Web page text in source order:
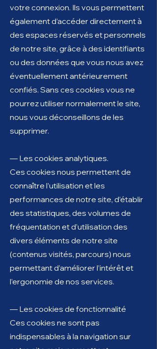
votre connexion. Ils vous permettent
également d’accéder directement à
des espaces réservés et personnels
de notre site, grâce à des identifiants
ou des données que vous nous avez
éventuellement antérieurement
confiés. Sans ces cookies vous ne
pourrez utiliser normalement le site,
nous vous déconseillons de les
supprimer.
— Les cookies analytiques.
Ces cookies nous permettent de
connaître l’utilisation et les
performances de notre site, d’établir
des statistiques, des volumes de
fréquentation et d’utilisation des
divers éléments de notre site
(contenus visités, parcours) nous
permettant d’améliorer l’intérêt et
l’ergonomie de nos services.
— Les cookies de fonctionnalité
Ces cookies ne sont pas
indispensables à la navigation sur